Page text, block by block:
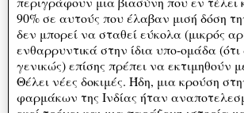
90% σε αυτούς που έλαβαν μισή δόση
δεν μπορεί να σταθεί εύκολα (μικρός
ενθαρρυντικά στην ίδια υπο-ομάδα
γενικώς) επίσης πρέπει να εκτιμηθούν
Θέλει νέες δοκιμές. Ήδη, μια κρούση
φαρμάκων της Ινδίας ήταν